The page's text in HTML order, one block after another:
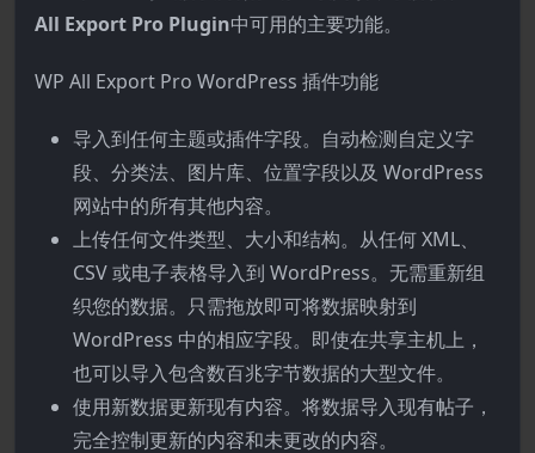
All Export Pro Plugin中可用的主要功能。
WP All Export Pro WordPress 插件功能
导入到任何主题或插件字段。自动检测自定义字
段、分类法、图片库、位置字段以及 WordPress
网站中的所有其他内容。
上传任何文件类型、大小和结构。从任何 XML、
CSV 或电子表格导入到 WordPress。无需重新组
织您的数据。只需拖放即可将数据映射到
WordPress 中的相应字段。即使在共享主机上，
也可以导入包含数百兆字节数据的大型文件。
使用新数据更新现有内容。将数据导入现有帖子，
完全控制更新的内容和未更改的内容。